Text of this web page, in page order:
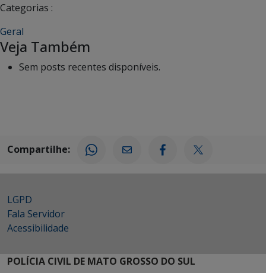
Categorias :
Geral
Veja Também
Sem posts recentes disponíveis.
Compartilhe:
LGPD
Fala Servidor
Acessibilidade
POLÍCIA CIVIL DE MATO GROSSO DO SUL